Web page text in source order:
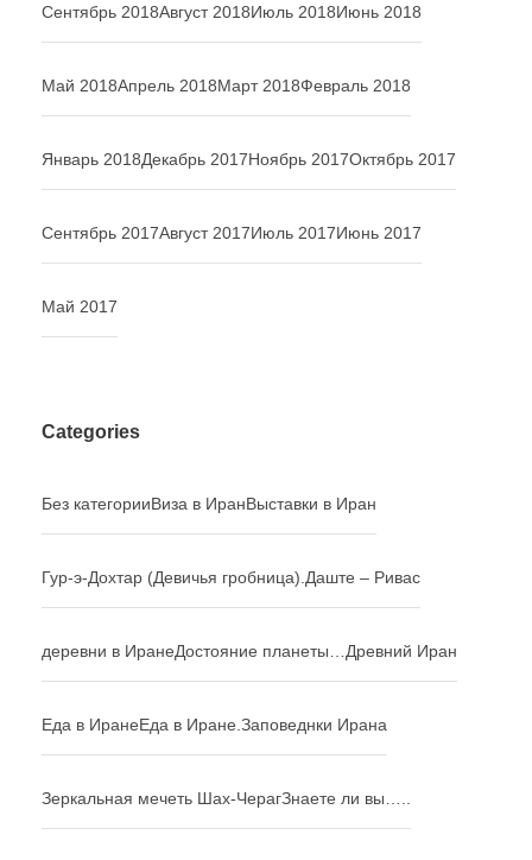
Сентябрь 2018Август 2018Июль 2018Июнь 2018
Май 2018Апрель 2018Март 2018Февраль 2018
Январь 2018Декабрь 2017Ноябрь 2017Октябрь 2017
Сентябрь 2017Август 2017Июль 2017Июнь 2017
Май 2017
Categories
Без категорииВиза в ИранВыставки в Иран
Гур-э-Дохтар (Девичья гробница). Даште – Ривас
деревни в ИранеДостояние планеты… Древний Иран
Еда в ИранеЕда в Иране. Заповеднки Ирана
Зеркальная мечеть Шах-ЧерагЗнаете ли вы…..